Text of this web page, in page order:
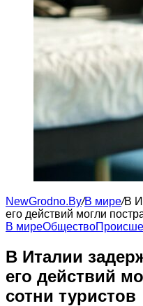
NewGrodno.By/В мире/В
его действий могли
В миреОбщество
В Италии
его действий
сотни туристов